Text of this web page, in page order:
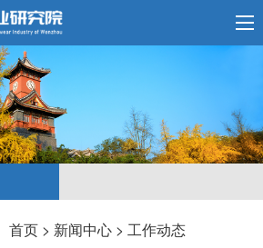
首页 > 新闻中心 > 工作动态